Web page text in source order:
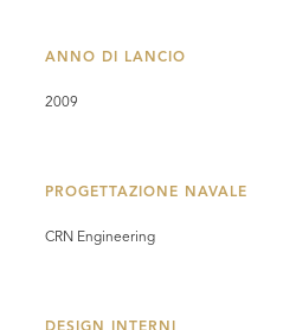
ANNO DI LANCIO
2009
PROGETTAZIONE NAVALE
CRN Engineering